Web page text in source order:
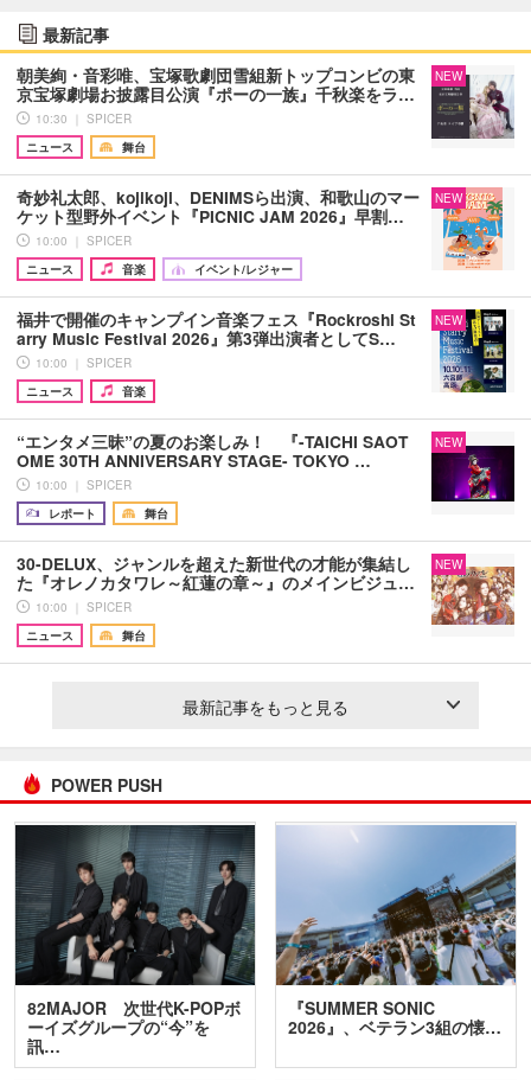
最新記事
朝美絢・音彩唯、宝塚歌劇団雪組新トップコンビの東
京宝塚劇場お披露目公演『ポーの一族』千秋楽をラ…
10:30 ｜ SPICER
ニュース
舞台
NEW
奇妙礼太郎、kojikoji、DENIMSら出演、和歌山のマー
ケット型野外イベント『PICNIC JAM 2026』早割…
10:00 ｜ SPICER
ニュース
音楽 イベント/レジャー
NEW
福井で開催のキャンプイン音楽フェス『Rockroshi St
arry Music Festival 2026』第3弾出演者としてS…
10:00 ｜ SPICER
ニュース
音楽
NEW
“エンタメ三昧”の夏のお楽しみ！ 『-TAICHI SAOT
OME 30TH ANNIVERSARY STAGE- TOKYO …
10:00 ｜ SPICER
レポート
舞台
NEW
30-DELUX、ジャンルを超えた新世代の才能が集結し
た『オレノカタワレ～紅蓮の章～』のメインビジュ…
10:00 ｜ SPICER
ニュース
舞台
NEW
最新記事をもっと見る
POWER PUSH
82MAJOR 次世代K-POPボ
ーイズグループの“今”を
訊…
『SUMMER SONIC
2026』、ベテラン3組の懐…